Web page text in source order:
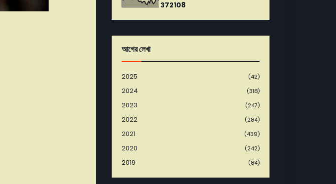
372108
আগের লেখা
2025 (42)
2024 (318)
2023 (247)
2022 (284)
2021 (439)
2020 (242)
2019 (84)